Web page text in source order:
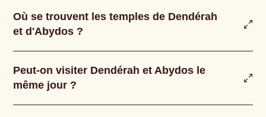
Où se trouvent les temples de Dendérah
et d'Abydos ?
Peut-on visiter Dendérah et Abydos le
même jour ?